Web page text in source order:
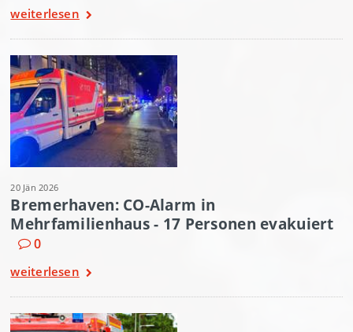
weiterlesen
20 Jän 2026
Bremerhaven: CO-Alarm in
Mehrfamilienhaus - 17 Personen evakuiert
0
weiterlesen